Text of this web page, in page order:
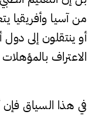
من آسيا وأفريقيا
أو ينتقلون إلى
الاعتراف
في هذا السياق فإن